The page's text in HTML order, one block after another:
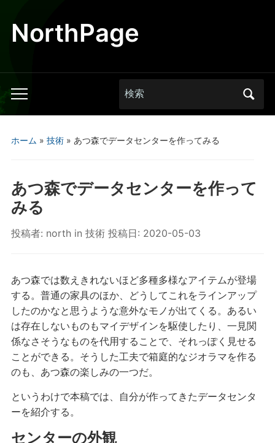
NorthPage
Toggle
mobile
Search
for:
ホーム » 技術» あつ森でデータセンターを作ってみる
あつ森でデータセンターを作って
みる
投稿者: north in 技術投稿日: 2020-05-03
あつ森では数えきれないほど多種多様なアイテムが登場
する。普通の家具のほか、どうしてこれをラインアップ
したのかなと思うような意外なモノが出てくる。あるい
は存在しないものもマイデザインを駆使したり、一見関
係なさそうなものを代用することで、それっぽく見せる
ことができる。そうした工夫で箱庭的なジオラマを作る
のも、あつ森の楽しみの一つだ。
というわけで本稿では、自分が作ってきたデータセンタ
ーを紹介する。
センターの外観